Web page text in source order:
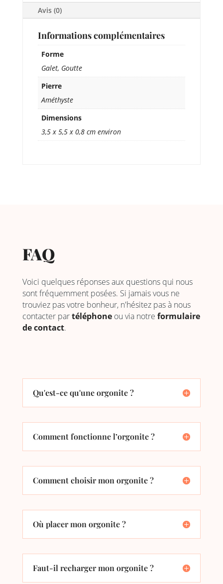
Avis (0)
Informations complémentaires
Forme
Galet, Goutte
Pierre
Améthyste
Dimensions
3,5 x 5,5 x 0,8 cm environ
FAQ
Voici quelques réponses aux questions qui nous
sont fréquemment posées. Si jamais vous ne
trouviez pas votre bonheur, n'hésitez pas à nous
contacter partéléphoneou via notre formulaire
de contact.
Qu'est-ce qu'une orgonite ?
Comment fonctionne l’orgonite ?
Comment choisir mon orgonite ?
Où placer mon orgonite ?
Faut-il recharger mon orgonite ?